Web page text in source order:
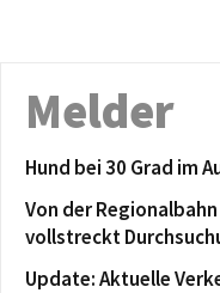
Melder
Hund bei 30 Grad im
Von der
vollstreckt
Update: Aktuelle